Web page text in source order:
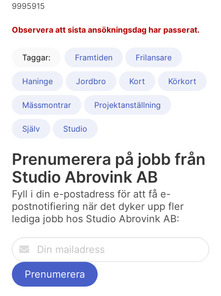
9995915
Observera att sista ansökningsdag har passerat.
Taggar: Framtiden Frilansare
Haninge Jordbro Kort Körkort
Mässmontrar Projektanställning
Själv Studio
Prenumerera på jobb från
Studio Abrovink AB
Fyll i din e-postadress för att få e-
postnotifiering när det dyker upp fler
lediga jobb hos Studio Abrovink AB: